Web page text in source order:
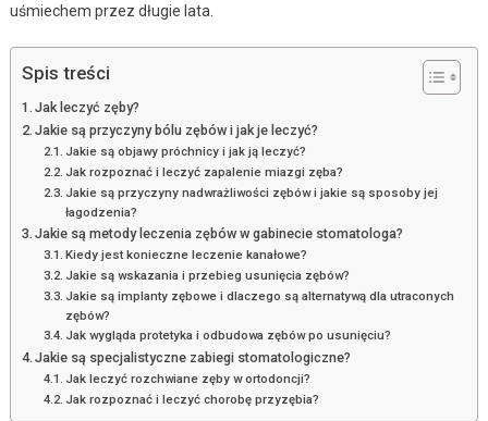
uśmiechem przez długie lata.
Spis treści
Jak leczyć zęby?
Jakie są przyczyny bólu zębów i jak je leczyć?
Jakie są objawy próchnicy i jak ją leczyć?
Jak rozpoznać i leczyć zapalenie miazgi zęba?
Jakie są przyczyny nadwrażliwości zębów i jakie są sposoby jej
łagodzenia?
Jakie są metody leczenia zębów w gabinecie stomatologa?
Kiedy jest konieczne leczenie kanałowe?
Jakie są wskazania i przebieg usunięcia zębów?
Jakie są implanty zębowe i dlaczego są alternatywą dla utraconych
zębów?
Jak wygląda protetyka i odbudowa zębów po usunięciu?
Jakie są specjalistyczne zabiegi stomatologiczne?
Jak leczyć rozchwiane zęby w ortodoncji?
Jak rozpoznać i leczyć chorobę przyzębia?